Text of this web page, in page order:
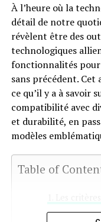
À l’heure où la
détail de notre
révèlent être des
technologiques
fonctionnalités
sans précédent.
ce qu’il y a à savoir
compatibilité avec
et durabilité, en
modèles
Table of